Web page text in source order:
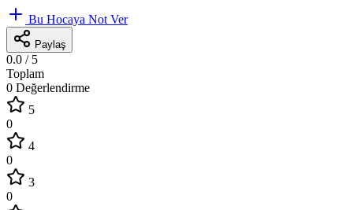
Bu Hocaya Not Ver
Paylaş
0.0 / 5
Toplam
0 Değerlendirme
5
0
4
0
3
0